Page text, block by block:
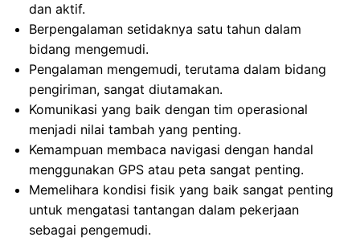
dan aktif.
Berpengalaman setidaknya satu tahun dalam
bidang mengemudi.
Pengalaman mengemudi, terutama dalam bidang
pengiriman, sangat diutamakan.
Komunikasi yang baik dengan tim operasional
menjadi nilai tambah yang penting.
Kemampuan membaca navigasi dengan handal
menggunakan GPS atau peta sangat penting.
Memelihara kondisi fisik yang baik sangat penting
untuk mengatasi tantangan dalam pekerjaan
sebagai pengemudi.